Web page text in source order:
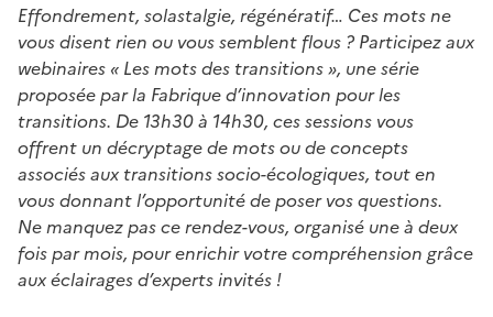
Effondrement, solastalgie, régénératif… Ces mots ne
vous disent rien ou vous semblent flous ? Participez aux
webinaires « Les mots des transitions », une série
proposée par la Fabrique d’innovation pour les
transitions. De 13h30 à 14h30, ces sessions vous
offrent un décryptage de mots ou de concepts
associés aux transitions socio-écologiques, tout en
vous donnant l’opportunité de poser vos questions.
Ne manquez pas ce rendez-vous, organisé une à deux
fois par mois, pour enrichir votre compréhension grâce
aux éclairages d’experts invités !